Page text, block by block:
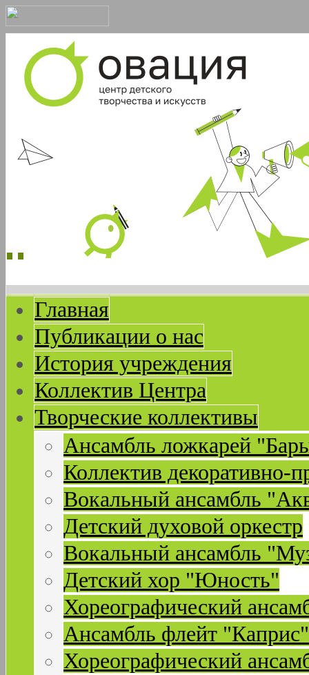
Главная
Публикации о нас
История учреждения
Коллектив Центра
Творческие коллективы
Ансамбль ложкарей
Коллектив декоративно-
Вокальный ансамбль
Детский духовой оркестр
Вокальный ансамбль
Детский хор "Юность"
Хореографический
Ансамбль флейт "Каприс"
Хореографический